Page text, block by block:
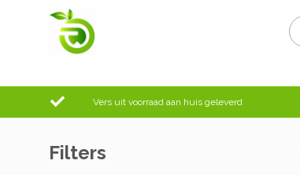
Vers uit voorraad aan huis geleverd
Filters